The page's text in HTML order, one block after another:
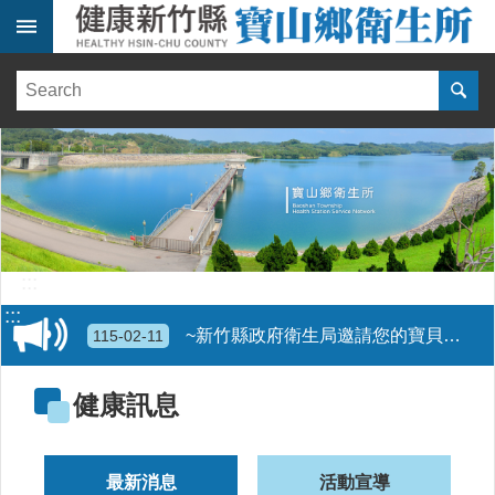
跳到主要內容區塊
健
訊
息
單
位
簡
介
便
民
服
醫
:::
115-02-11 ~新竹縣政府衛生局邀請您的寶貝加入幼兒專責醫師制度計畫，讓幼兒專責醫師與您「童」行~新竹縣政府衛生局 諮詢專線03-5518160 分機261 林小姐、分機266歐小姐
115-02-10
115-03-30 更年期不是健康的轉折點，而是「重新照顧自己的開始」均衡飲食是預防骨質疏鬆的重要關鍵，建議攝取足夠的鈣質、維生素D與優質蛋白質，以維持骨骼健康
健康訊息
最新消息 活動宣導